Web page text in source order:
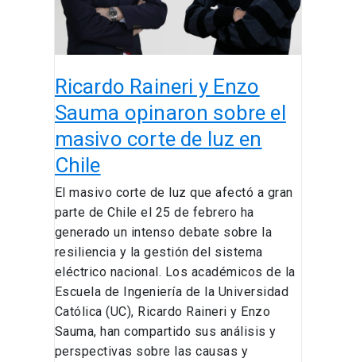
Ricardo Raineri y Enzo
Sauma opinaron sobre el
masivo corte de luz en
Chile
El masivo corte de luz que afectó a gran
parte de Chile el 25 de febrero ha
generado un intenso debate sobre la
resiliencia y la gestión del sistema
eléctrico nacional. Los académicos de la
Escuela de Ingeniería de la Universidad
Católica (UC), Ricardo Raineri y Enzo
Sauma, han compartido sus análisis y
perspectivas sobre las causas y
sobre
masivo
de
luz
en
Chile